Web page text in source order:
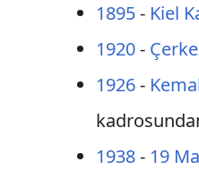
1895- Kiel
1920-
1926-
1938- 19